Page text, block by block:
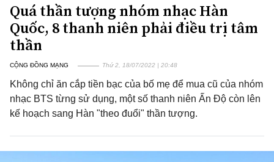
Quá thần tượng nhóm nhạc Hàn
Quốc, 8 thanh niên phải điều trị tâm
thần
CỘNG ĐỒNG MẠNG Thứ 2, 18/07/2022 | 20:48
Không chỉ ăn cắp tiền bạc của bố mẹ để mua cũ của nhóm
nhạc BTS từng sử dụng, một số thanh niên Ấn Độ còn lên
kế hoạch sang Hàn "theo đuổi" thần tượng.